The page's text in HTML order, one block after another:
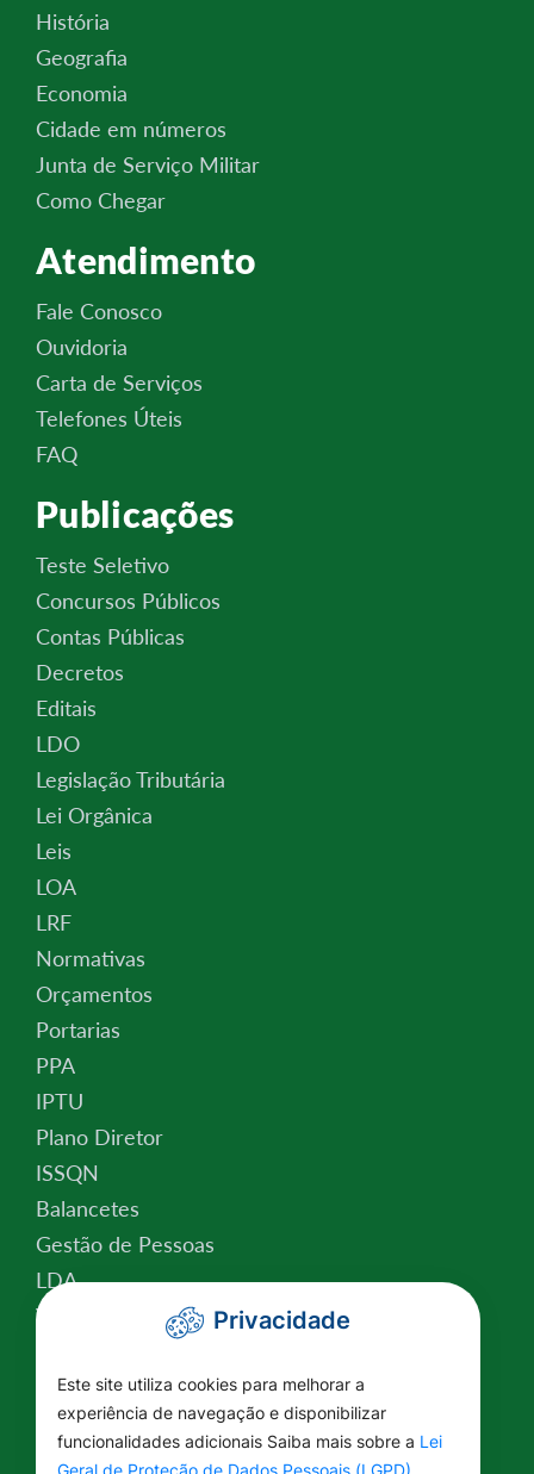
História
Geografia
Economia
Cidade em números
Junta de Serviço Militar
Como Chegar
Atendimento
Fale Conosco
Ouvidoria
Carta de Serviços
Telefones Úteis
FAQ
Publicações
Teste Seletivo
Concursos Públicos
Contas Públicas
Decretos
Editais
LDO
Legislação Tributária
Lei Orgânica
Leis
LOA
LRF
Normativas
Orçamentos
Portarias
PPA
IPTU
Plano Diretor
ISSQN
Balancetes
Gestão de Pessoas
LDA
Valor da Terra Nua
Relatório de Atividades
Plano Estratégico Institucional
Lei Federal nº 14.129/2021
Privacidade
Este site utiliza cookies para melhorar a
experiência de navegação e disponibilizar
funcionalidades adicionais Saiba mais sobre a Lei
Geral de Proteção de Dados Pessoais (LGPD)